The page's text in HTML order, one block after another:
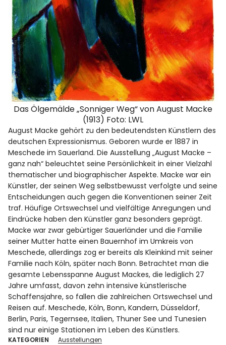
Das Ölgemälde „Sonniger Weg“ von August Macke
(1913) Foto: LWL
August Macke gehört zu den bedeutendsten Künstlern des
deutschen Expressionismus. Geboren wurde er 1887 in
Meschede im Sauerland. Die Ausstellung „August Macke –
ganz nah“ beleuchtet seine Persönlichkeit in einer Vielzahl
thematischer und biographischer Aspekte. Macke war ein
Künstler, der seinen Weg selbstbewusst verfolgte und seine
Entscheidungen auch gegen die Konventionen seiner Zeit
traf. Häufige Ortswechsel und vielfältige Anregungen und
Eindrücke haben den Künstler ganz besonders geprägt.
Macke war zwar gebürtiger Sauerländer und die Familie
seiner Mutter hatte einen Bauernhof im Umkreis von
Meschede, allerdings zog er bereits als Kleinkind mit seiner
Familie nach Köln, später nach Bonn. Betrachtet man die
gesamte Lebensspanne August Mackes, die lediglich 27
Jahre umfasst, davon zehn intensive künstlerische
Schaffensjahre, so fallen die zahlreichen Ortswechsel und
Reisen auf. Meschede, Köln, Bonn, Kandern, Düsseldorf,
Berlin, Paris, Tegernsee, Italien, Thuner See und Tunesien
sind nur einige Stationen im Leben des Künstlers.
KATEGORIEN Ausstellungen